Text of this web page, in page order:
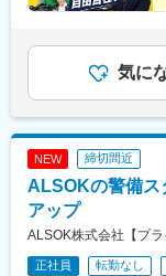
遠軽駅、木古
泉中央駅、古
泉崎駅、中荒
擶駅、置賜駅
ノ森駅、村崎
大曲駅(秋田県
戸十和田駅、
(愛知県)、江
気に
NEW 締切間近
ALSOKの警備ス
アップ
ALSOK株式会社【プラ
正社員 転勤なし